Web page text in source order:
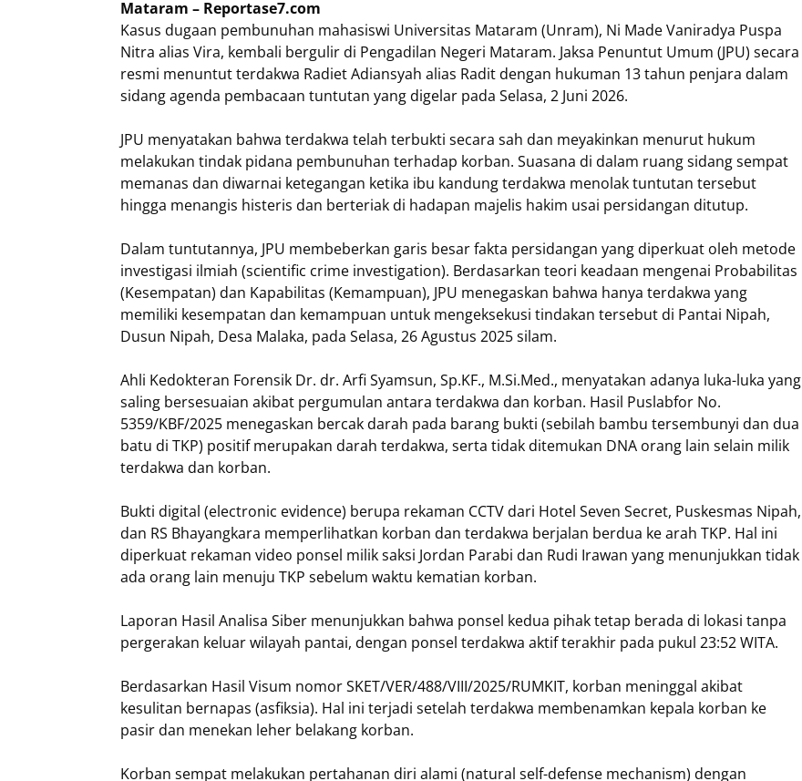
Mataram – Reportase7.com
Kasus dugaan pembunuhan mahasiswi Universitas Mataram (Unram), Ni Made Vaniradya Puspa
Nitra alias Vira, kembali bergulir di Pengadilan Negeri Mataram. Jaksa Penuntut Umum (JPU) secara
resmi menuntut terdakwa Radiet Adiansyah alias Radit dengan hukuman 13 tahun penjara dalam
sidang agenda pembacaan tuntutan yang digelar pada Selasa, 2 Juni 2026.
JPU menyatakan bahwa terdakwa telah terbukti secara sah dan meyakinkan menurut hukum
melakukan tindak pidana pembunuhan terhadap korban. Suasana di dalam ruang sidang sempat
memanas dan diwarnai ketegangan ketika ibu kandung terdakwa menolak tuntutan tersebut
hingga menangis histeris dan berteriak di hadapan majelis hakim usai persidangan ditutup.
Dalam tuntutannya, JPU membeberkan garis besar fakta persidangan yang diperkuat oleh metode
investigasi ilmiah (scientific crime investigation). Berdasarkan teori keadaan mengenai Probabilitas
(Kesempatan) dan Kapabilitas (Kemampuan), JPU menegaskan bahwa hanya terdakwa yang
memiliki kesempatan dan kemampuan untuk mengeksekusi tindakan tersebut di Pantai Nipah,
Dusun Nipah, Desa Malaka, pada Selasa, 26 Agustus 2025 silam.
Ahli Kedokteran Forensik Dr. dr. Arfi Syamsun, Sp.KF., M.Si.Med., menyatakan adanya luka-luka yang
saling bersesuaian akibat pergumulan antara terdakwa dan korban. Hasil Puslabfor No.
5359/KBF/2025 menegaskan bercak darah pada barang bukti (sebilah bambu tersembunyi dan dua
batu di TKP) positif merupakan darah terdakwa, serta tidak ditemukan DNA orang lain selain milik
terdakwa dan korban.
Bukti digital (electronic evidence) berupa rekaman CCTV dari Hotel Seven Secret, Puskesmas Nipah,
dan RS Bhayangkara memperlihatkan korban dan terdakwa berjalan berdua ke arah TKP. Hal ini
diperkuat rekaman video ponsel milik saksi Jordan Parabi dan Rudi Irawan yang menunjukkan tidak
ada orang lain menuju TKP sebelum waktu kematian korban.
Laporan Hasil Analisa Siber menunjukkan bahwa ponsel kedua pihak tetap berada di lokasi tanpa
pergerakan keluar wilayah pantai, dengan ponsel terdakwa aktif terakhir pada pukul 23:52 WITA.
Berdasarkan Hasil Visum nomor SKET/VER/488/VIII/2025/RUMKIT, korban meninggal akibat
kesulitan bernapas (asfiksia). Hal ini terjadi setelah terdakwa membenamkan kepala korban ke
pasir dan menekan leher belakang korban.
Korban sempat melakukan pertahanan diri alami (natural self-defense mechanism) dengan